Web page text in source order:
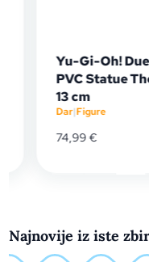
Yu-Gi-Oh!
PVC Statue
13 cm
Dar|Figure
74,99€
Najnovije iz iste